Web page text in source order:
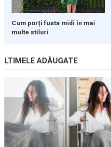
Cum porți fusta midi în mai
multe stiluri
LTIMELE ADĂUGATE